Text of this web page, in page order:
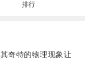
排行
奇特的物理现象让